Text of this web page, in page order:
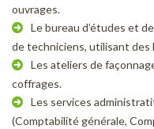
ouvrages.
Le bureau d’études et
de techniciens, utilisant des
Les ateliers de
coffrages.
Les services
(Comptabilité générale,